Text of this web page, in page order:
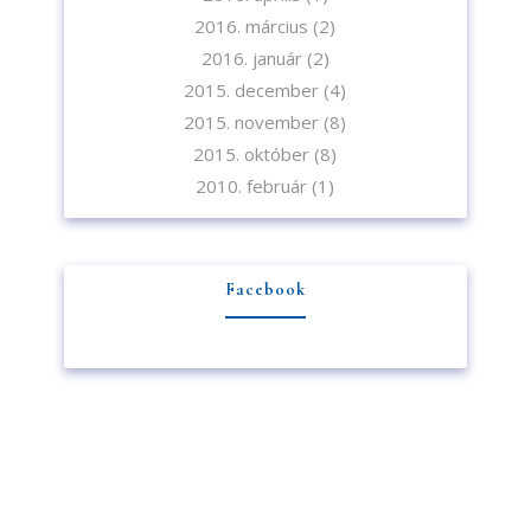
2016. március (2)
2016. január(2)
2015. december (4)
2015. november (8)
2015. október (8)
2010. február (1)
Facebook